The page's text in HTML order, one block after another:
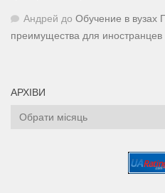
Андрей до Обучение в вузах
преимущества для иностранцев
АРХІВИ
Архіви